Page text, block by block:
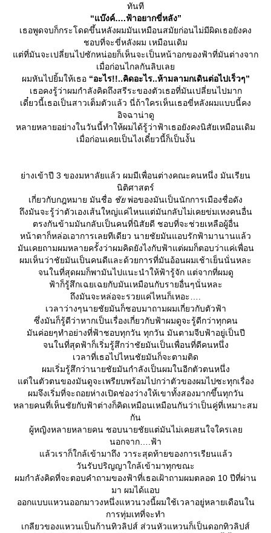
ทันที
“แบ๊งค์….ฟ้าอยากขี่หลัง”
เธอพูดจบก็กระโดดขึ้นหลังผมมันเหมือนสมัยก่อนไม่มีผิดเธอยังคง
ชอบที่จะขี่หลังผม เหมือนเดิม
ต่ที่มันจะเปลี่ยนไปซักหน่อยก็เห็นจะเป็นหน้าอกของฟ้าที่มันต่างจาก
เมื่อก่อนไกลกันลิบเล
ผมหันไปยิ้มให้เธอ “อะไร!!..คิดอะไร..ห้ามลามกเดินต่อไปเร็วๆ”
เธอคงรู้ว่าผมกำลังคิดถึงสรีระของตัวเธอที่มันเปลี่ยนไปมาก
เดี๋ยวนี้เธอเป็นสาวเต็มตัวแล้ว นี่ถ้าใครเห็นเธอขี่หลังผมแบบนี้คง
อิจฉาน่าดู
หลายหลายอย่างในวันนี้ทำให้ผมได้รู้ว่าฟ้าเธอยังคงนิสัยเหมือนเดิม
เมื่อก่อนเคยเป็นไงเดี๋ยวนี้ก็เป็นงั้น
่างเข้าปี 3 ของมหาลัยแล้ว ผมมีเพื่อนต่างคณะคนหนึ่ง มันเรียน
นิติศาสตร์
เกี่ยวกับกฎหมาย มันชื่อ ชัพ่อของมันเป็นนักการเมืองชื่อดัง
ถึงมันจะรู้ว่าตัวเองเส้นใหญ่แค่ไหนแต่มันกลับไม่เคยข่มเหงคนอื่น
ตรงกันข้ามมันกลับเป็นคนที่นิสัยดี ชอบที่จะช่วยเหลือผู้อื่น
หน้าตาก็หล่อเอาการเลยทีเดียว นายชัยมันแอบรักฟ้ามานานแล้ว
มันเคยถามผมหลายครั้งว่าผมคิดยังไงกับฟ้าแต่ผมก็ตอบว่าแค่เพื่อน
ผมเห็นว่าชัยมันเป็นคนดีและด้วยการที่มันอ้อนผมเช้าเย็นนั่นหละ
จนในที่สุดผมก็พามันไปแนะนำให้ฟ้ารู้จัก แต่จากที่ผมดู
ฟ้าก็รู้สึกเฉยเฉยกับมันเหมือนกับรายอื่นๆนั่นหละ
ถึงมันจะหล่อจะรวยแค่ไหนก็เหอะ….
เวลาว่างๆนายชัยมันก็ชอบมาถามผมเกี่ยวกับตัวฟ้า
ซึ่งมันก็รู้ดีว่าหากเป็นเรื่องเกี่ยวกับฟ้าผมดูจะรู้ดีกว่าทุกคน
มันค่อยๆทำอย่างที่ฟ้าชอบทุกวัน ทุกวัน มันตามจีบฟ้าอยู่เป็นปี
จนในที่สุดฟ้าก็เริ่มรู้สึกว่าชัยมันเป็นเพื่อนที่ดีคนหนึ่ง
เวลาที่เธอไปไหนชัยมันก็จะตามติด
ผมเริ่มรู้สึกว่านายชัยมันกำลังเป็นผมในอีกตัวตนหนึ่ง
ต่ในตัวตนของมันดูจะเพรียบพร้อมไปกว่าตัวของผมไปซะทุกเรื่อง
ผมจึงเริ่มที่จะถอยห่างเปิดช่องว่างให้เขาทั้งสองมากขึ้นทุกวัน
หลายคนที่เห็นชัยกับฟ้าต่างก็คิดเหมือนเหมือนกันว่าเป็นคู่ที่เหมาะสม
กัน
ผู้หญิงหลายหลายคน ชอบนายชัยแต่มันไม่เคยสนใจใครเล
นอกจาก….ฟ้า
ล้วเราก็ใกล้เข้ามาถึง วาระสุดท้ายของการเรียนแล้ว
วันรับปริญญาใกล้เข้ามาทุกขณะ
ผมกำลังคิดที่จะตอบคำถามของฟ้าที่เธอเฝ้าถามผมตลอด 10 ปีที่ผ่าน
มา ผมได้แอบ
ออกแบบแหวนออกมาวงหนึ่งแหวนวงนี้ผมใช้เวลาอยู่หลายเดือนใน
การทุ่มเทที่จะทำ
เกลียวของแหวนเป็นก้านทิวลิปส์ ส่วนหัวแหวนก็เป็นดอกทิวลิปส์